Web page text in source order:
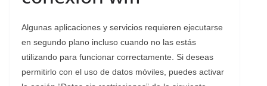
Algunas aplicaciones y servicios requieren ejecutarse
en segundo plano incluso cuando no las estás
utilizando para funcionar correctamente. Si deseas
permitirlo con el uso de datos móviles, puedes activar